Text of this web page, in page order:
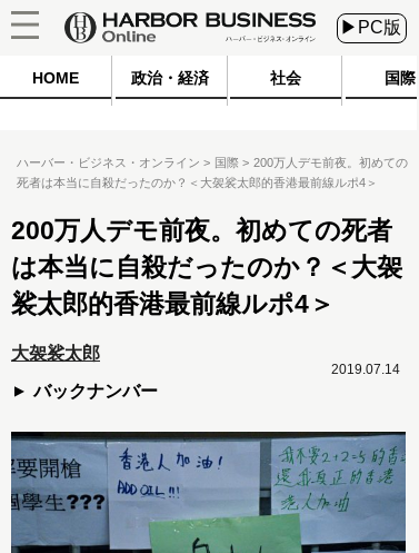
▶PC版
HOME 政治・経済 社会 国際
ハーバー・ビジネス・オンライン 国際
200万人デモ前夜。初めての
死者は本当に自殺だったのか？＜大袈裟太郎的香港最前線ルポ4＞
200万人デモ前夜。初めての死者
は本当に自殺だったのか？＜大袈
裟太郎的香港最前線ルポ4＞
大袈裟太郎
バックナンバー
2019.07.14